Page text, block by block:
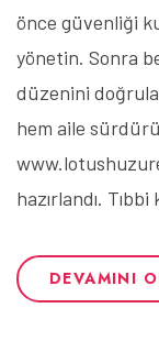
önce güvenliği
yönetin. Sonra
düzenini
hem aile
hazırlandı.
DEVAMINI